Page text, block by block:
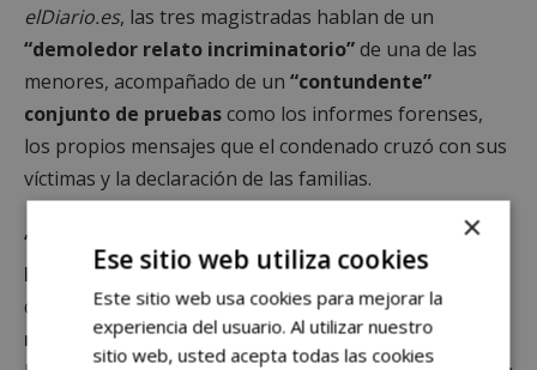
elDiario.es, las tres magistradas hablan de un
“demoledor relato incriminatorio”de una de las
menores, acompañado de un “contundente”
conjunto de pruebascomo los informes forenses,
los propios mensajes que el condenado cruzó con sus
víctimas y la declaración de las familias.
“Es como si fuera una máquina, él pedía y yo
hacía”
, confesó una de las víctimas al juez Ruz
durante la investigación.“Abusó de mi confianza, de
mi mente y de mi cuerpo”, añadió la segunda niña.
×
Ese sitio web utiliza cookies
Este sitio web usa cookies para mejorar la
experiencia del usuario. Al utilizar nuestro
sitio web, usted acepta todas las cookies